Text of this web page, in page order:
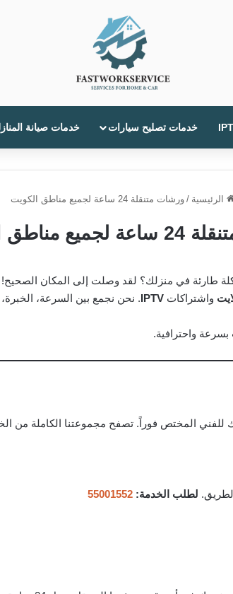
خدمات تصليح سيارات خدمات صيانة
الرئيسية / ورشات متنقلة 24 ساعة لجميع مناطق الكويت
مناطق الكويت
في منزلك؟ لقد وصلت إلى المكان الصحيح!
واشتراكات IPTV. نحن نجمع بين السرعة،
المختص فوراً. تصفح مجموعتنا الكاملة من
لطلب الخدمة: 55001552